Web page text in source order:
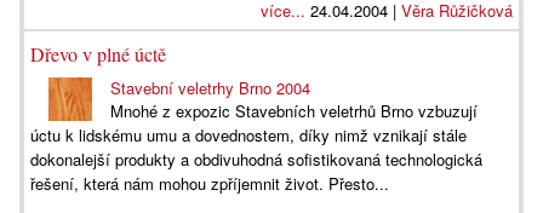
více... 24.04.2004 | Věra Růžičková
Dřevo v plné úctě
Stavební veletrhy Brno 2004
Mnohé z expozic Stavebních veletrhů Brno vzbuzují
úctu k lidskému umu a dovednostem, díky nimž vznikají stále
dokonalejší produkty a obdivuhodná sofistikovaná technologická
řešení, která nám mohou zpříjemnit život. Přesto...